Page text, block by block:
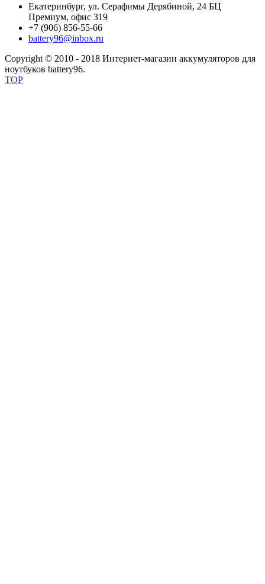
Екатеринбург, ул. Серафимы Дерябиной, 24 БЦ
Премиум, офис 319
+7 (906) 856-55-66
battery96@inbox.ru
Copyright © 2010 - 2018 Интернет-магазин аккумуляторов для
ноутбуков battery96.
TOP